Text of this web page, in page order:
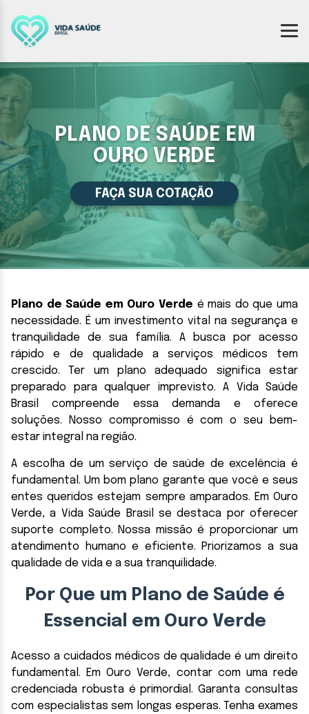
PLANO DE SAÚDE EM
OURO VERDE
FAÇA SUA COTAÇÃO
Plano de Saúde em Ouro Verde é mais do que uma
necessidade. É um investimento vital na segurança e
tranquilidade de sua família. A busca por acesso
rápido e de qualidade a serviços médicos tem
crescido. Ter um plano adequado significa estar
preparado para qualquer imprevisto. A Vida Saúde
Brasil compreende essa demanda e oferece
soluções. Nosso compromisso é com o seu bem-
estar integral na região.
A escolha de um serviço de saúde de excelência é
fundamental. Um bom plano garante que você e seus
entes queridos estejam sempre amparados. Em Ouro
Verde, a Vida Saúde Brasil se destaca por oferecer
suporte completo. Nossa missão é proporcionar um
atendimento humano e eficiente. Priorizamos a sua
qualidade de vida e a sua tranquilidade.
Por Que um Plano de Saúde é
Essencial em Ouro Verde
Acesso a cuidados médicos de qualidade é um direito
fundamental. Em Ouro Verde, contar com uma rede
credenciada robusta é primordial. Garanta consultas
com especialistas sem longas esperas. Tenha exames